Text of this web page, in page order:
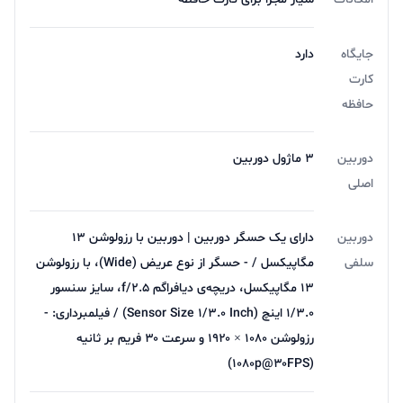
استریو ضعیف ‌تر است.
صدای گوشی خوب نیست اما با تنظیم صدا نمره خوبی می
گیرد. از نظر کیفیت نباید انتظار زیادی از این گوشی داشت.
گوشی ضعیف‌ تر است و با افزایش شدت صدا، صدای با
فرکانس بالا کیفیت بالایی ندارد.
عملکرد نرم افزاری ردمی نوت ۱۲
این نسخه با جدیدترین و بهترین رابط کاربری شیائومی یعنی
جایگاه
کارت
حافظه
دارد
دوربین
اصلی
۳ ماژول دوربین
دوربین
سلفی
دارای یک حسگر دوربین | دوربین‌ با رزولوشن ۱۳
مگاپیکسل / - حسگر از نوع عریض (Wide)، با رزولوشن
۱۳ مگاپیکسل، دریچه‌ی دیافراگم f/۲.۵، سایز سنسور
۱/۳.۰ اینچ (Sensor Size ۱/۳.۰ Inch) / فیلمبرداری: -
رزولوشن ۱۰۸۰ × ۱۹۲۰ و سرعت ۳۰ فریم بر ثانیه
(۱۰۸۰p@۳۰FPS)